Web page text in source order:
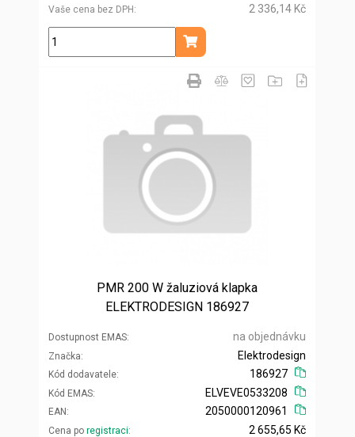
Vaše cena bez DPH
2 336,14 Kč
ks
Přidat do košíku
PMR 200 W žaluziová klapka
ELEKTRODESIGN 186927
Dostupnost EMAS na objednávku
Značka
Kód dodavatele
Elektrodesign
186927
Kód EMAS
EAN
ELVEVE0533208
2050000120961
Cena po registraci
2 655,65 Kč